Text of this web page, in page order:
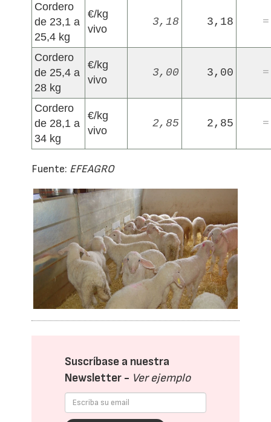
Cordero
de 23,1 a
25,4 kg
€/kg
vivo
3,18 3,18 =
Cordero
de 25,4 a
28 kg
€/kg
vivo
3,00 3,00 =
Cordero
de 28,1 a
34 kg
€/kg
vivo
2,85 2,85 =
Fuente: EFEAGRO
Suscríbase a nuestra
Newsletter - Ver ejemplo